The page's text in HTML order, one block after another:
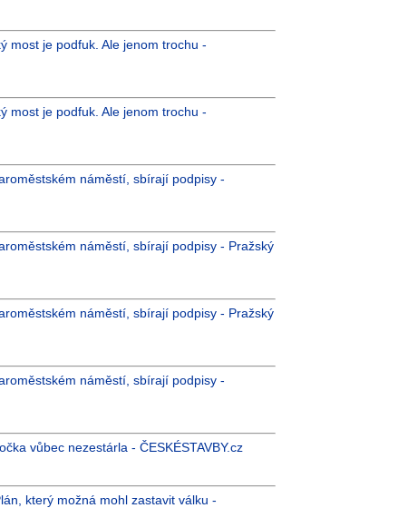
most je podfuk. Ale jenom trochu -
most je podfuk. Ale jenom trochu -
náměstí, sbírají podpisy -
náměstí, sbírají podpisy - Pražský
náměstí, sbírají podpisy - Pražský
náměstí, sbírají podpisy -
vůbec nezestárla - ČESKÉSTAVBY.cz
který možná mohl zastavit válku -